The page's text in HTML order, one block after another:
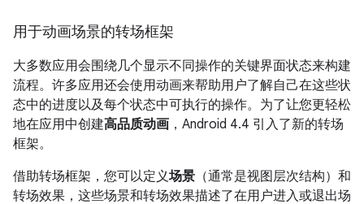
用于动画场景的转场框架
大多数应用会围绕几个显示不同操作的关键界面状态来构建
流程。许多应用还会使用动画来帮助用户了解自己在这些状
态中的进度以及每个状态中可执行的操作。为了让您更轻松
地在应用中创建高品质动画 ， Android 4.4 引入了新的转场
框架。
借助转场框架，您可以定义场景 （通常是视图层次结构）和
转场效果，这些场景和转场效果描述了在用户进入或退出场